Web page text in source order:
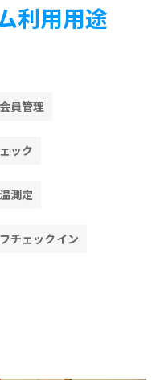
利用用途
員管理
ック
測定
チェックイン